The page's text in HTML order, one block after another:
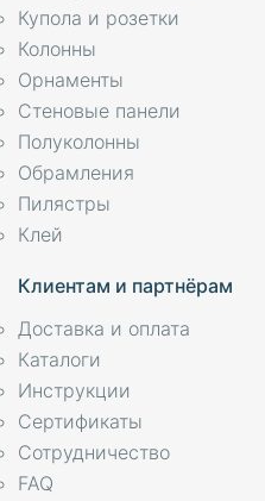
Купола и розетки
Колонны
Орнаменты
Стеновые панели
Полуколонны
Обрамления
Пилястры
Клей
Клиентам и партнёрам
Доставка и оплата
Каталоги
Инструкции
Сертификаты
Сотрудничество
FAQ